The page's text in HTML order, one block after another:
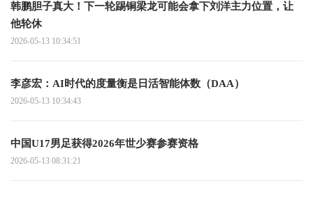
韩鹏胆子真大！下一轮踢铜梁龙可能会拿下刘洋主力位置，让
他轮休
2026-05-13 10:34:51
李彦宏：AI时代的度量衡是日活智能体数（DAA）
2026-05-13 10:34:43
中国U17男足获得2026年世少赛参赛资格
2026-05-13 08:31:21